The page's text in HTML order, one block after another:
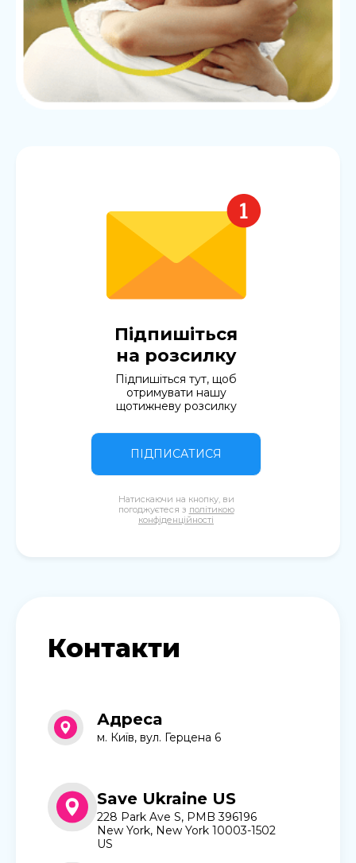
Підпишіться
на розсилку
Підпишіться тут, щоб
отримувати нашу
щотижневу розсилку
ПІДПИСАТИСЯ
Натискаючи на кнопку, ви
погоджуєтеся з політикою
конфіденційності
Контакти
Адреса
м. Київ, вул. Герцена 6
Save Ukraine US
228 Park Ave S, PMB 396196
New York, New York 10003-1502
US